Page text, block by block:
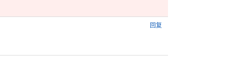
回复